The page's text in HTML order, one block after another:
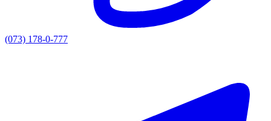
(073) 178-0-777